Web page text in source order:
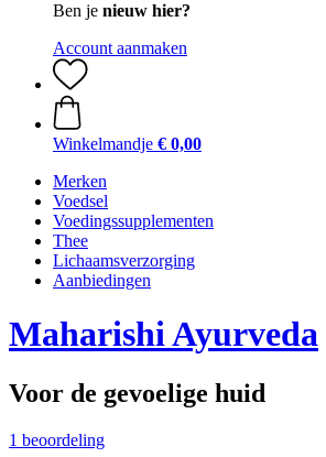
Ben je nieuw hier?
Account aanmaken
Winkelmandje € 0,00
Merken
Voedsel
Voedingssupplementen
Thee
Lichaamsverzorging
Aanbiedingen
Maharishi Ayurveda
Voor de gevoelige huid
1 beoordeling